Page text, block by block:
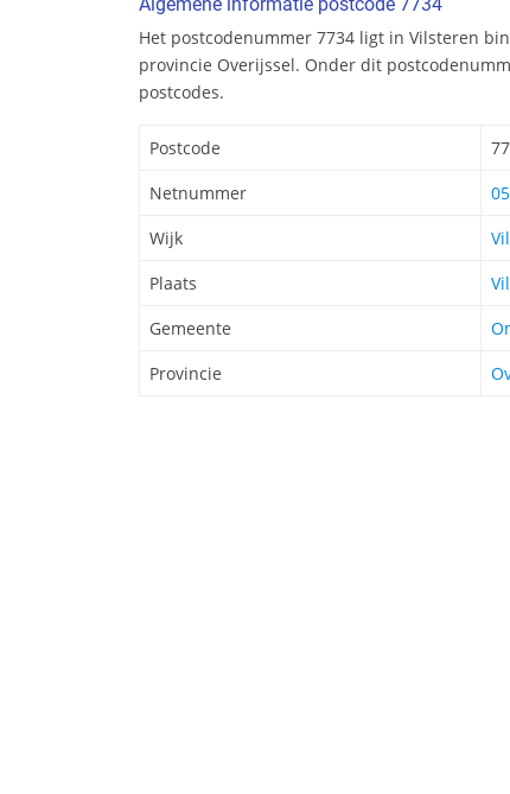
Algemene informatie postcode 7734
Het postcodenummer 7734 ligt in Vilsteren
provincie Overijssel. Onder dit
postcodes.
Postcode
Netnummer
Wijk
Plaats
Gemeente
Provincie